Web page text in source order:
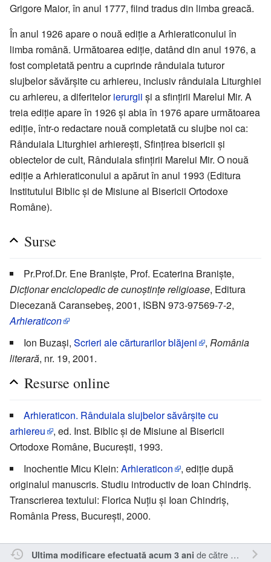
Grigore Maior, în anul 1777, fiind tradus din limba greacă.
În anul 1926 apare o nouă ediţie a Arhieraticonului în
limba română. Următoarea ediţie, datând din anul 1976, a
fost completată pentru a cuprinde rânduiala tuturor
slujbelor săvărşite cu arhiereu, inclusiv rânduiala Liturghiei
cu arhiereu, a diferitelorierurgii şi a sfinţirii Marelui Mir. A
treia ediţie apare în 1926 şi abia în 1976 apare următoarea
ediţie, într-o redactare nouă completată cu slujbe noi ca:
Rânduiala Liturghiei arhiereşti, Sfinţirea bisericii şi
obiectelor de cult, Rânduiala sfinţirii Marelui Mir. O nouă
ediţie a Arhieraticonului a apărut în anul 1993 (Editura
Institutului Biblic şi de Misiune al Bisericii Ortodoxe
Române).
Surse
Pr.Prof.Dr. Ene Branişte, Prof. Ecaterina Branişte,
Dicţionar enciclopedic de cunoştinţe religioase, Editura
Diecezană Caransebeş, 2001, ISBN 973-97569-7-2,
Arhieraticon
Ion Buzaşi, Scrieri ale cărturarilor blăjeni , România
literară, nr. 19, 2001.
Resurse online
Arhieraticon. Rânduiala slujbelor săvârşite cu
arhiereu
, ed. Inst. Biblic şi de Misiune al Bisericii
Ortodoxe Române, Bucureşti, 1993.
Inochentie Micu Klein: Arhieraticon
, ediţie după
originalul manuscris. Studiu introductiv de Ioan Chindriş.
Transcrierea textului: Florica Nuţiu şi Ioan Chindriş,
România Press, Bucureşti, 2000.
Ultima modificare efectuată acum 3 ani de către RappY.